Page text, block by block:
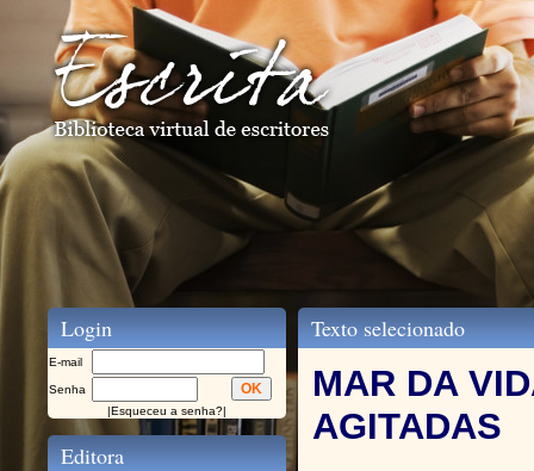
Login
E-mail
Senha
|Esqueceu a senha?|
Editora
Texto selecionado
MAR DA
AGITADAS